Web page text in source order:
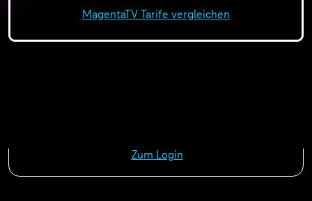
MagentaTV Tarife vergleichen
Zum Login